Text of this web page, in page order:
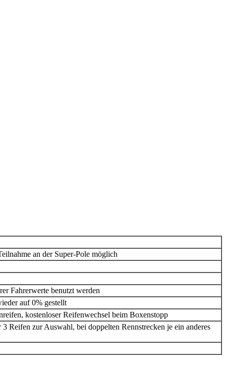
an der Super-Pole möglich
Fahrerwerte benutzt werden
auf 0% gestellt
kostenloser Reifenwechsel beim Boxenstopp
Reifen zur Auswahl, bei doppelten Rennstrecken je ein anderes